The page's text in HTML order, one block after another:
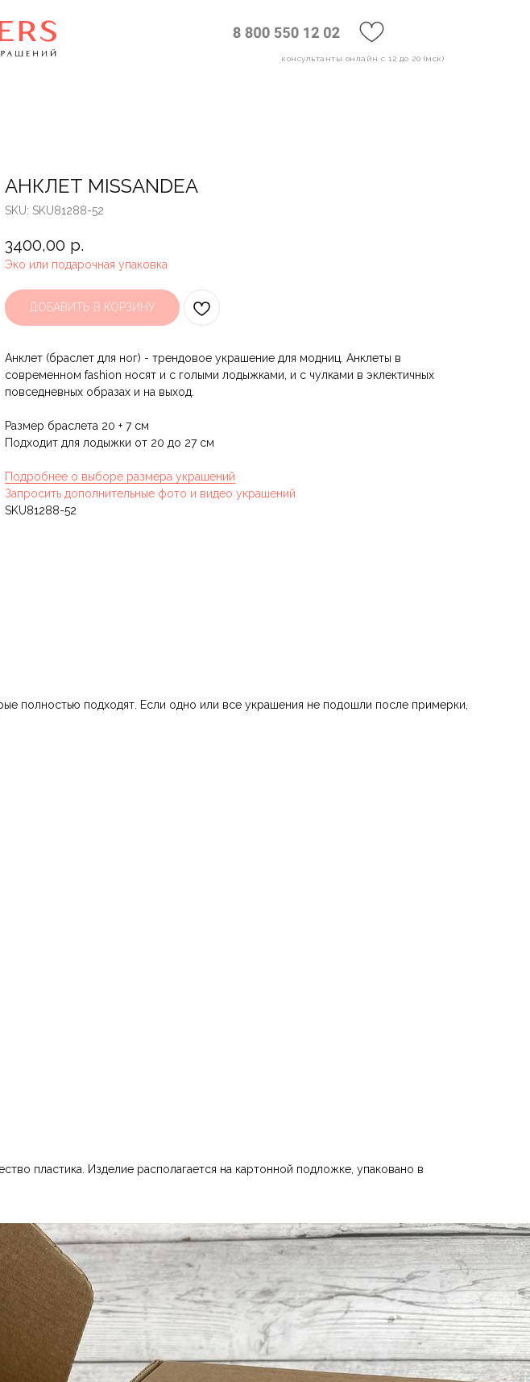
консультанты онлайн с 12 до 20 (мск)
АНКЛЕТ MISSANDEA
SKU: SKU81288-52
3400,00 р.
Эко или подарочная упаковка
ДОБАВИТЬ В КОРЗИНУ
Анклет (браслет для ног) - трендовое украшение для модниц. Анклеты в
современном fashion носят и с голыми лодыжками, и с чулками в эклектичных
повседневных образах и на выход.
Размер браслета 20 + 7 см
Подходит для лодыжки от 20 до 27 см
Подробнее о выборе размера украшений
Запросить дополнительные фото и видео украшений
SKU81288-52
полностью подходят. Если одно или все украшения не подошли после примерки,
пластика. Изделие располагается на картонной подложке, упаковано в